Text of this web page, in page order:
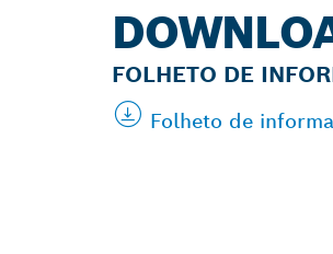
FOLHETO DE
Folheto de